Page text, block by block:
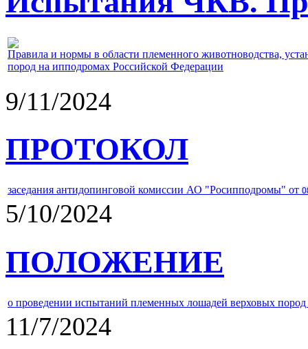
Правила и нормы в области племенного животноводства,
пород на ипподромах Российской Федерации
9/11/2024
ПРОТОКОЛ
заседания антидопинговой комиссии АО "Росипподромы" от
5/10/2024
ПОЛОЖЕНИЕ
о проведении испытаний племенных лошадей верховых
11/7/2024